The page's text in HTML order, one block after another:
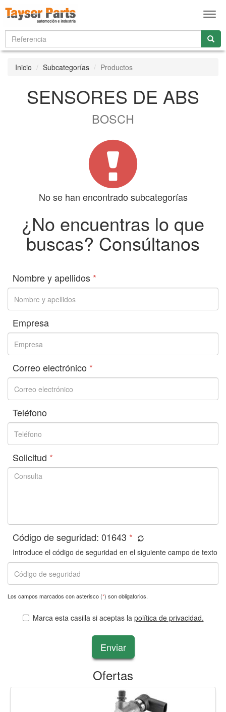
Inicio Subcategorías Productos
SENSORES DE ABS
BOSCH
No se han encontrado subcategorías
¿No encuentras lo que
buscas? Consúltanos
Nombre y apellidos *
Empresa
Correo electrónico *
Teléfono
Solicitud *
Código de seguridad: 01643 *
Introduce el código de seguridad en el siguiente campo de texto
Los campos marcados con asterisco (*) son obligatorios.
Marca esta casilla si aceptas la política de privacidad.
Enviar
Ofertas